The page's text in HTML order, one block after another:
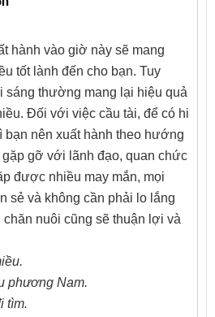
hành vào giờ này sẽ mang
tốt lành đến cho bạn. Tuy
sáng thường mang lại hiệu quả
Đối với việc cầu tài, để có hi
bạn nên xuất hành theo hướng
gặp gỡ với lãnh đạo, quan chức
được nhiều may mắn, mọi
sẻ và không cần phải lo lắng
nuôi cũng sẽ thuận lợi và
phương Nam.
tìm.